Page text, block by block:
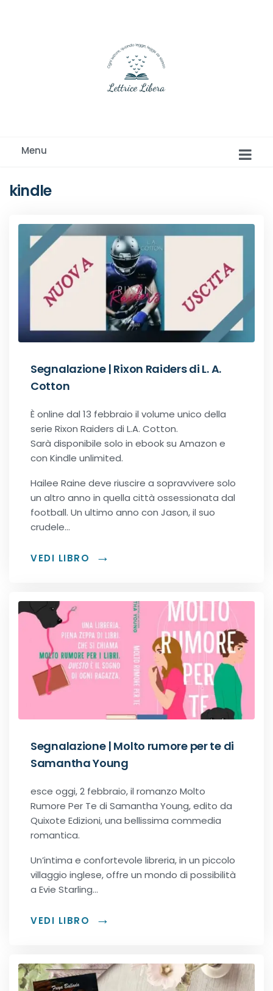
Menu
Romance e Romanzi rosa
Recensioni Narrativa
Classici
Age-gap romance
Chick-Lit
Erotic romance
Forbidden Romance
Mafia romance
Medical romance
Music Romance
New adult
Paranormal romance
Romance Contemporanei
kindle
Segnalazione | Rixon Raiders di L. A.
Cotton
È online dal 13 febbraio il volume unico della
serie Rixon Raiders di L.A. Cotton.
Sarà disponibile solo in ebook su Amazon e
con Kindle unlimited.
Hailee Raine deve riuscire a sopravvivere solo
un altro anno in quella città ossessionata dal
football. Un ultimo anno con Jason, il suo
crudele…
VEDI LIBRO
Segnalazione | Molto rumore per te di
Samantha Young
esce oggi, 2 febbraio, il romanzo Molto
Rumore Per Te di Samantha Young, edito da
Quixote Edizioni, una bellissima commedia
romantica.
Un’intima e confortevole libreria, in un piccolo
villaggio inglese, offre un mondo di possibilità
a Evie Starling…
VEDI LIBRO